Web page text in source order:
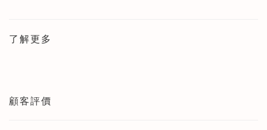
了解更多
顧客評價